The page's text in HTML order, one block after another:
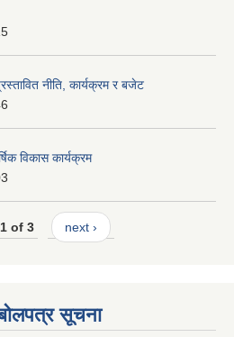
नीति, कार्यक्रम र बजेट
विकास कार्यक्रम
1 of 3 next ›
सूचना